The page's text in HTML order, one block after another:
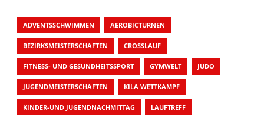
ADVENTSSCHWIMMEN AEROBICTURNEN
BEZIRKSMEISTERSCHAFTEN CROSSLAUF
FITNESS- UND GESUNDHEITSSPORT GYMWELT JUDO
JUGENDMEISTERSCHAFTEN KILA WETTKAMPF
KINDER-UND JUGENDNACHMITTAG LAUFTREFF